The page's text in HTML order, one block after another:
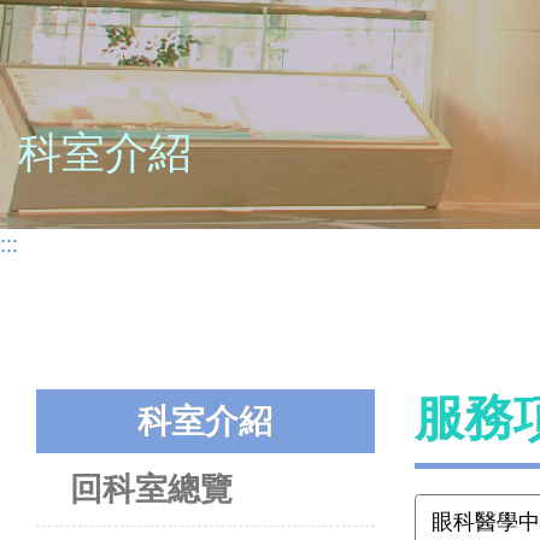
科室介紹
:::
科室介紹
回科室總覽
服務